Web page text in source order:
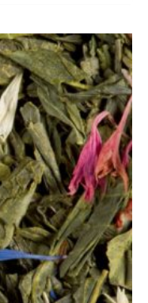
Plage
de
prix :
7,00 €
14,00 €